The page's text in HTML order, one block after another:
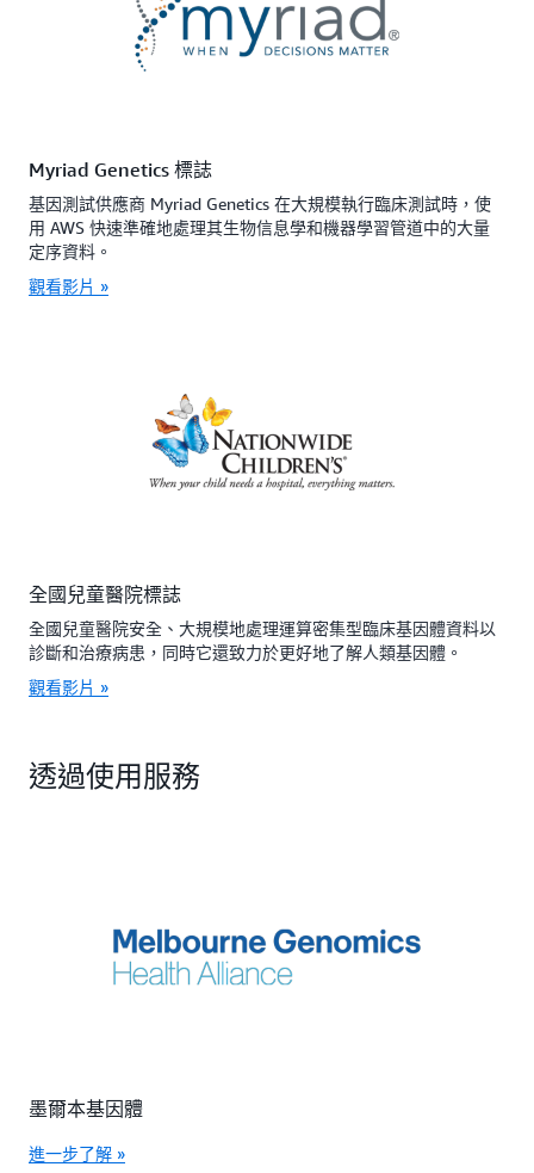
Myriad Genetics 標誌
基因測試供應商 Myriad Genetics 在大規模執行臨床測試時，使
用 AWS 快速準確地處理其生物信息學和機器學習管道中的大量
定序資料。
觀看影片 »
全國兒童醫院標誌
全國兒童醫院安全、大規模地處理運算密集型臨床基因體資料以
診斷和治療病患，同時它還致力於更好地了解人類基因體。
觀看影片 »
透過使用服務
墨爾本基因體
進一步了解 »